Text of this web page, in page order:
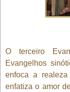
O terceiro
Evangelhos
enfoca a
enfatiza o amor